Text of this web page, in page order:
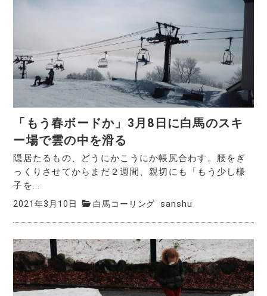
「もう春ボードか」3月8日に白馬のスキ
ー場で雲の中を滑る
隠居たるもの、どうにかこうにか帳尻合わす。腰をぎ
っくりさせてからまだ２週間、親切にも「もう少し様
子を...
2021年3月10日 白馬コーリング sanshu